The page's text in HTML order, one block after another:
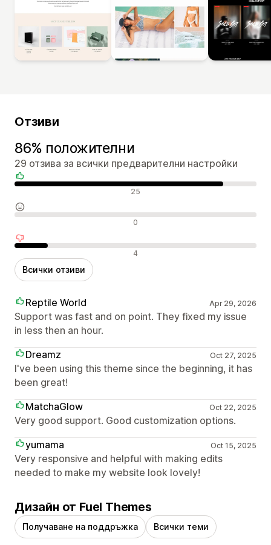
Отзиви
86% положителни
29 отзива за всички предварителни настройки
Положителни отзиви 25
Неутрални отзиви 0
Отрицателни отзиви 4
Всички отзиви
Reptile World Apr 29, 2026
Support was fast and on point. They fixed my issue
in less then an hour.
Dreamz
Oct 27, 2025
I've been using this theme since the beginning, it has
been great!
MatchaGlow
Oct 22, 2025
Very good support. Good customization options.
yumama
Oct 15, 2025
Very responsive and helpful with making edits
needed to make my website look lovely!
Дизайн от Fuel Themes
Получаване на поддръжка Всички теми